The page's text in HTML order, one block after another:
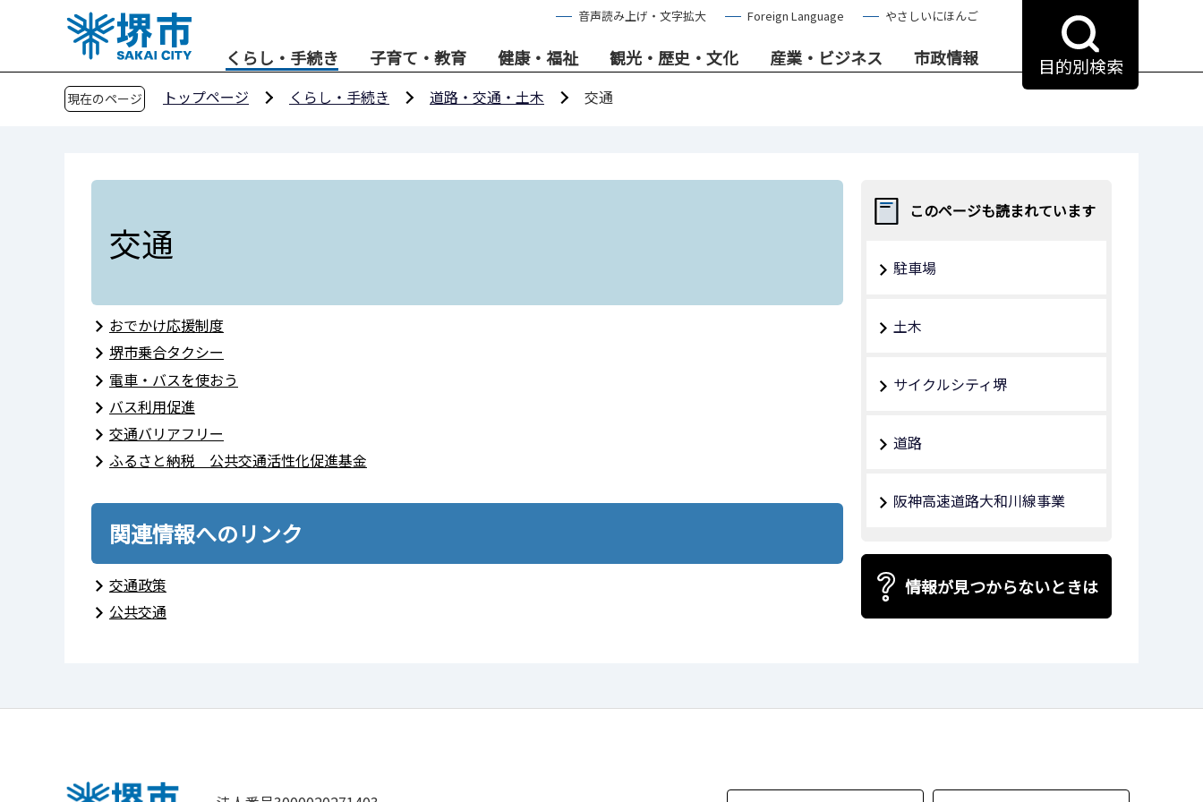
音声読み上げ・文字拡大 Foreign Language やさしいにほんご
くらし・手続き 子育て・教育 健康・福祉 観光・歴史・文化 産業・ビジネス 市政情報 目的別検索
現在のページ トップページ くらし・手続き 道路・交通・土木 交通
交通
おでかけ応援制度
堺市乗合タクシー
電車・バスを使おう
バス利用促進
交通バリアフリー
ふるさと納税 公共交通活性化促進基金
関連情報へのリンク
交通政策
公共交通
このページも読まれています
駐車場
土木
サイクルシティ堺
道路
阪神高速道路大和川線事業
情報が見つからないときは